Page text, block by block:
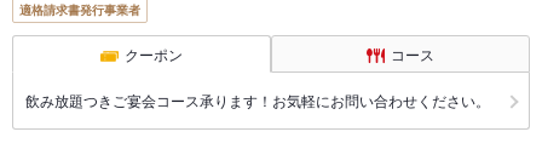
適格請求書発行事業者
クーポン コース
飲み放題つきご宴会コース承ります！お気軽にお問い合わせください。